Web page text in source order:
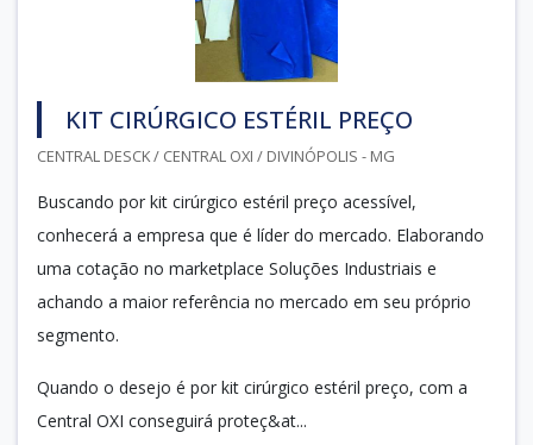
KIT CIRÚRGICO ESTÉRIL PREÇO
CENTRAL DESCK / CENTRAL OXI / DIVINÓPOLIS - MG
Buscando por kit cirúrgico estéril preço acessível,
conhecerá a empresa que é líder do mercado. Elaborando
uma cotação no marketplace Soluções Industriais e
achando a maior referência no mercado em seu próprio
segmento.
Quando o desejo é por kit cirúrgico estéril preço, com a
Central OXI conseguirá proteç&at...